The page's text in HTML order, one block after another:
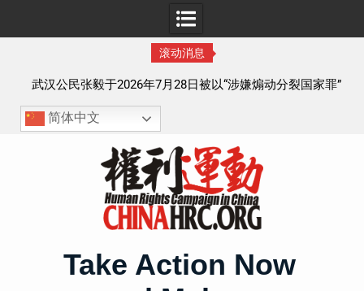
滚动消息
武汉公民张毅于2026年7月28日被以“涉嫌煽动分裂国家罪”
执行逮捕 目前羁押在拉萨市看守所
简体中文
Take Action Now